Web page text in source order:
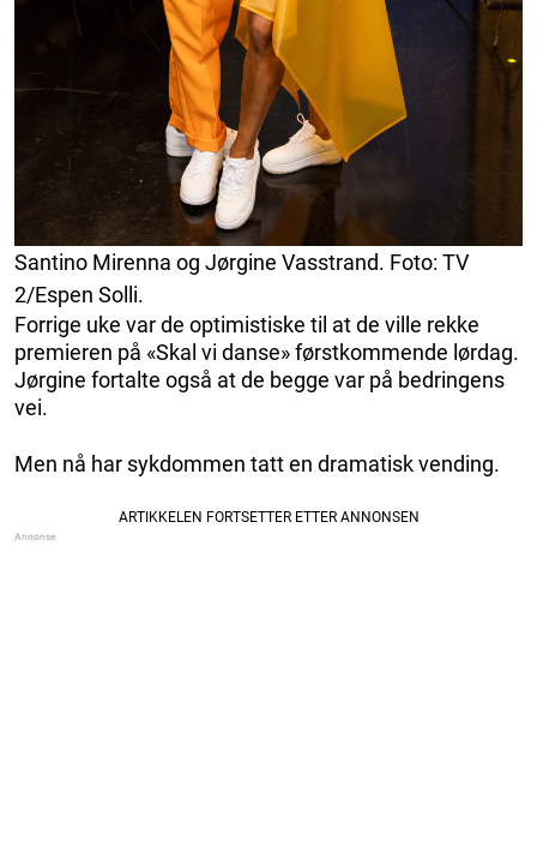
Santino Mirenna og Jørgine Vasstrand. Foto: TV
2/Espen Solli.
Forrige uke var de optimistiske til at de ville rekke
premieren på «Skal vi danse» førstkommende lørdag.
Jørgine fortalte også at de begge var på bedringens
vei.
Men nå har sykdommen tatt en dramatisk vending.